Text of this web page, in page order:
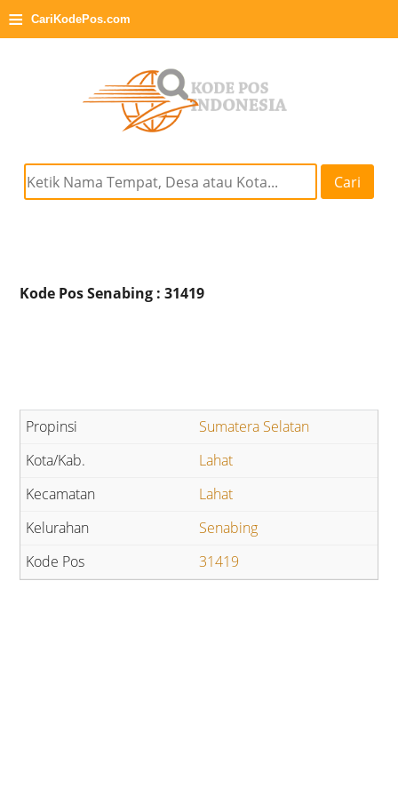
≡ CariKodePos.com
Cari
Kode Pos Senabing : 31419
Sumatera Selatan
Lahat
Lahat
Senabing
31419